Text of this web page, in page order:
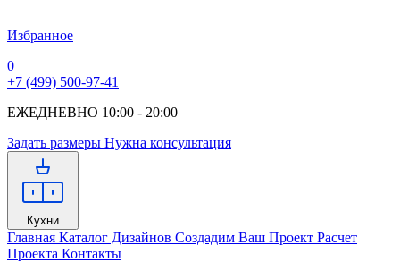
Избранное
0
+7 (499) 500-97-41
ЕЖЕДНЕВНО 10:00 - 20:00
Задать размеры Нужна консультация
Кухни
Главная Каталог Дизайнов Создадим Ваш Проект Расчет
Проекта Контакты